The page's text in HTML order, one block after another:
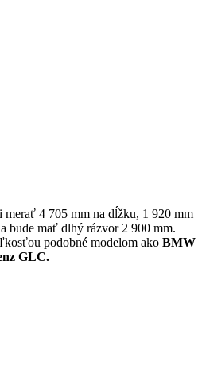
merať 4 705 mm na dĺžku, 1 920 mm
bude mať dlhý rázvor 2 900 mm.
podobné modelom ako BMW
GLC.